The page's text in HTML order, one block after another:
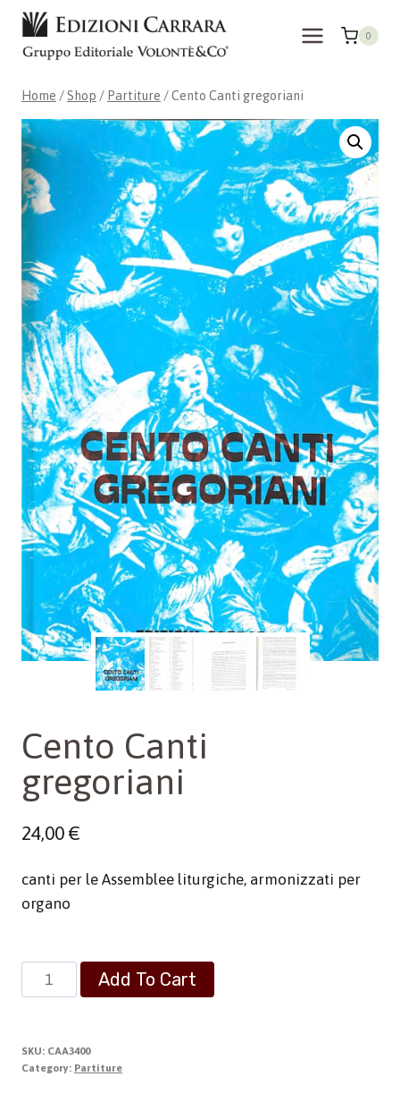
Skip
content
0
Home / Shop / Partiture /Cento Canti gregoriani
Cento Canti
gregoriani
24,00€
canti per le Assemblee liturgiche, armonizzati per
organo
Cento
Canti
quantity
Add To Cart
SKU: CAA3400
Category: Partiture